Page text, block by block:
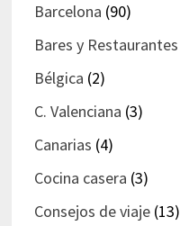
Barcelona (90)
Bares y Restaurantes
Bélgica (2)
C. Valenciana (3)
Canarias (4)
Cocina casera (3)
Consejos de viaje(13)